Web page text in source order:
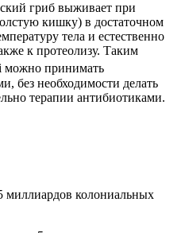
гриб выживает при
кишку) в достаточном
тела и естественно
к протеолизу. Таким
можно принимать
без необходимости делать
терапии антибиотиками.
миллиардов колониальных